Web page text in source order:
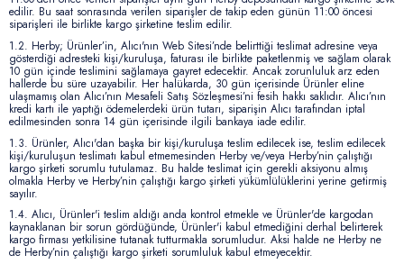
İletişim
edilir. Bu saat sonrasında verilen siparişler de takip eden günün 11:00 öncesi
siparişleri ile birlikte kargo şirketine teslim edilir.
1.2. Herby; Ürünler’in, Alıcı'nın Web Sitesi’nde belirttiği teslimat adresine veya
gösterdiği adresteki kişi/kuruluşa, faturası ile birlikte paketlenmiş ve sağlam olarak
10 gün içinde teslimini sağlamaya gayret edecektir. Ancak zorunluluk arz eden
hallerde bu süre uzayabilir. Her halükarda, 30 gün içerisinde Ürünler eline
ulaşmamış olan Alıcı’nın Mesafeli Satış Sözleşmesi’ni fesih hakkı saklıdır. Alıcı’nın
kredi kartı ile yaptığı ödemelerdeki ürün tutarı, siparişin Alıcı tarafından iptal
edilmesinden sonra 14 gün içerisinde ilgili bankaya iade edilir.
1.3. Ürünler, Alıcı'dan başka bir kişi/kuruluşa teslim edilecek ise, teslim edilecek
kişi/kuruluşun teslimatı kabul etmemesinden Herby ve/veya Herby’nin çalıştığı
kargo şirketi sorumlu tutulamaz. Bu halde teslimat için gerekli aksiyonu almış
olmakla Herby ve Herby’nin çalıştığı kargo şirketi yükümlülüklerini yerine getirmiş
sayılır.
1.4. Alıcı, Ürünler'i teslim aldığı anda kontrol etmekle ve Ürünler'de kargodan
kaynaklanan bir sorun gördüğünde, Ürünler'i kabul etmediğini derhal belirterek
kargo firması yetkilisine tutanak tutturmakla sorumludur. Aksi halde ne Herby ne
de Herby’nin çalıştığı kargo şirketi sorumluluk kabul etmeyecektir.